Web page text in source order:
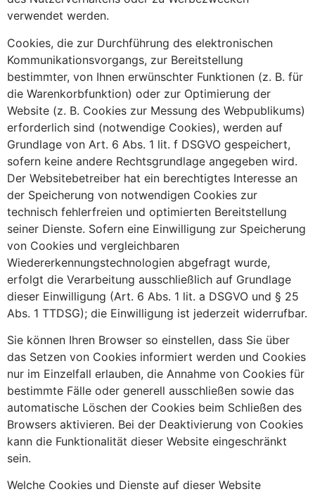
verwendet werden.
Cookies, die zur Durchführung des elektronischen
Kommunikationsvorgangs, zur Bereitstellung
bestimmter, von Ihnen erwünschter Funktionen (z. B. für
die Warenkorbfunktion) oder zur Optimierung der
Website (z. B. Cookies zur Messung des Webpublikums)
erforderlich sind (notwendige Cookies), werden auf
Grundlage von Art. 6 Abs. 1 lit. f DSGVO gespeichert,
sofern keine andere Rechtsgrundlage angegeben wird.
Der Websitebetreiber hat ein berechtigtes Interesse an
der Speicherung von notwendigen Cookies zur
technisch fehlerfreien und optimierten Bereitstellung
seiner Dienste. Sofern eine Einwilligung zur Speicherung
von Cookies und vergleichbaren
Wiedererkennungstechnologien abgefragt wurde,
erfolgt die Verarbeitung ausschließlich auf Grundlage
dieser Einwilligung (Art. 6 Abs. 1 lit. a DSGVO und § 25
Abs. 1 TTDSG); die Einwilligung ist jederzeit widerrufbar.
Sie können Ihren Browser so einstellen, dass Sie über
das Setzen von Cookies informiert werden und Cookies
nur im Einzelfall erlauben, die Annahme von Cookies für
bestimmte Fälle oder generell ausschließen sowie das
automatische Löschen der Cookies beim Schließen des
Browsers aktivieren. Bei der Deaktivierung von Cookies
kann die Funktionalität dieser Website eingeschränkt
sein.
Welche Cookies und Dienste auf dieser Website